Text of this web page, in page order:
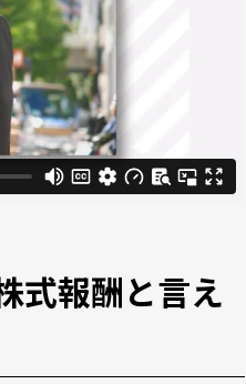
式報酬と言え